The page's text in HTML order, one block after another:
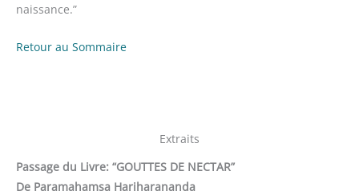
naissance.”
Retour au Sommaire
Extraits
Passage du Livre: “GOUTTES DE NECTAR”
De Paramahamsa Hariharananda